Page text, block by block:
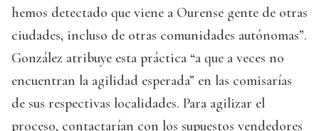
hemos detectado que viene a Ourense gente de otras
ciudades, incluso de otras comunidades autónomas”.
González atribuye esta práctica “a que a veces no
encuentran la agilidad esperada” en las comisarías
de sus respectivas localidades. Para agilizar el
proceso, contactarían con los supuestos vendedores